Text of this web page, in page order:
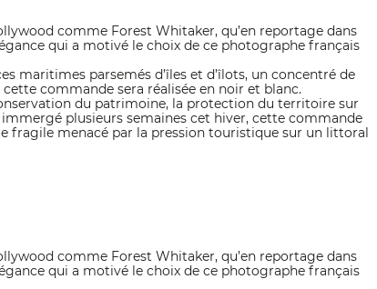
comme Forest Whitaker, qu’en reportage dans
qui a motivé le choix de ce photographe français
maritimes parsemés d’îles et d’îlots, un concentré de
commande sera réalisée en noir et blanc.
du patrimoine, la protection du territoire sur
plusieurs semaines cet hiver, cette commande
fragile menacé par la pression touristique sur un littoral
comme Forest Whitaker, qu’en reportage dans
qui a motivé le choix de ce photographe français